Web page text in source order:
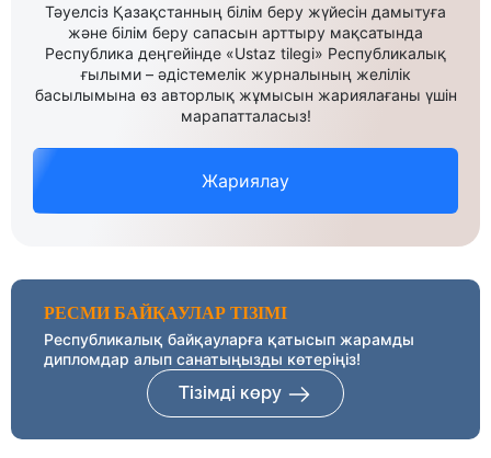
Тәуелсіз Қазақстанның білім беру жүйесін дамытуға
және білім беру сапасын арттыру мақсатында
Республика деңгейінде «Ustaz tilegi» Республикалық
ғылыми – әдістемелік журналының желілік
басылымына өз авторлық жұмысын жариялағаны үшін
марапатталасыз!
Жариялау
РЕСМИ БАЙҚАУЛАР ТІЗІМІ
Республикалық байқауларға қатысып жарамды
дипломдар алып санатыңызды көтеріңіз!
Тізімді көру